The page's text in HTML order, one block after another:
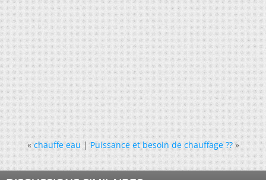
« chauffe eau|Puissance et besoin de chauffage ?? »